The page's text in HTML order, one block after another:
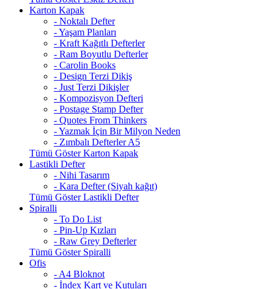
Karton Kapak
- Noktalı Defter
- Yaşam Planları
- Kraft Kağıtlı Defterler
- Ram Boyutlu Defterler
- Carolin Books
- Design Terzi Dikiş
- Just Terzi Dikişler
- Kompozisyon Defteri
- Postage Stamp Defter
- Quotes From Thinkers
- Yazmak İçin Bir Milyon Neden
- Zımbalı Defterler A5
Tümü Göster Karton Kapak
Lastikli Defter
- Nihi Tasarım
- Kara Defter (Siyah kağıt)
Tümü Göster Lastikli Defter
Spiralli
- To Do List
- Pin-Up Kızları
- Raw Grey Defterler
Tümü Göster Spiralli
Ofis
- A4 Bloknot
- İndex Kart ve Kutuları